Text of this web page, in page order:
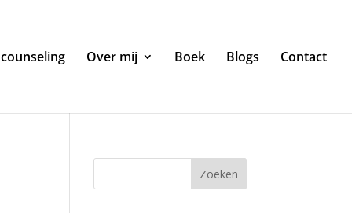
Over mij Boek Blogs Contact
Zoeken